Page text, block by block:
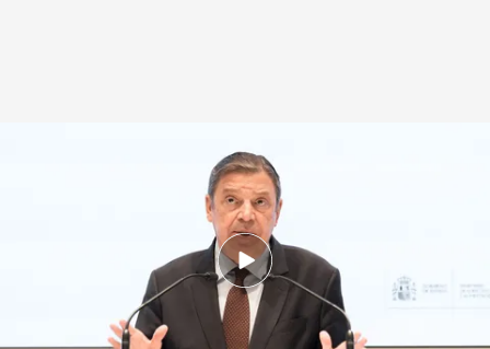
Redacción digital Noticias Cuatro
29 NOV 2025 - 14:50h.
Los jabalíes muertos por peste porcina
africana han sido hallados en la montaña de